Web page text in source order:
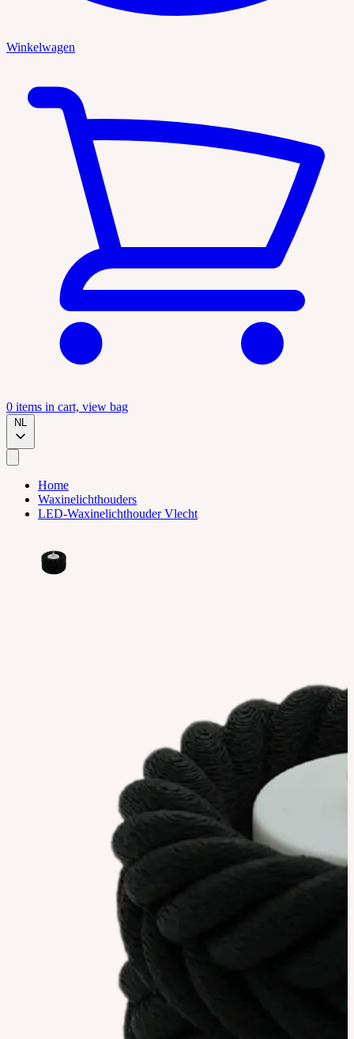
Winkelwagen
0 items in cart, view bag
NL
Home
Waxinelichthouders
LED-Waxinelichthouder Vlecht